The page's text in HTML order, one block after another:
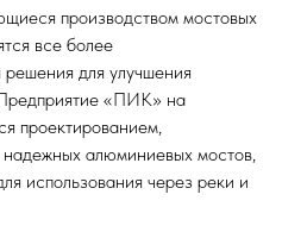
производством мостовых
все более
для улучшения
«ПИК» на
проектированием,
надежных алюминиевых мостов,
использования через реки и